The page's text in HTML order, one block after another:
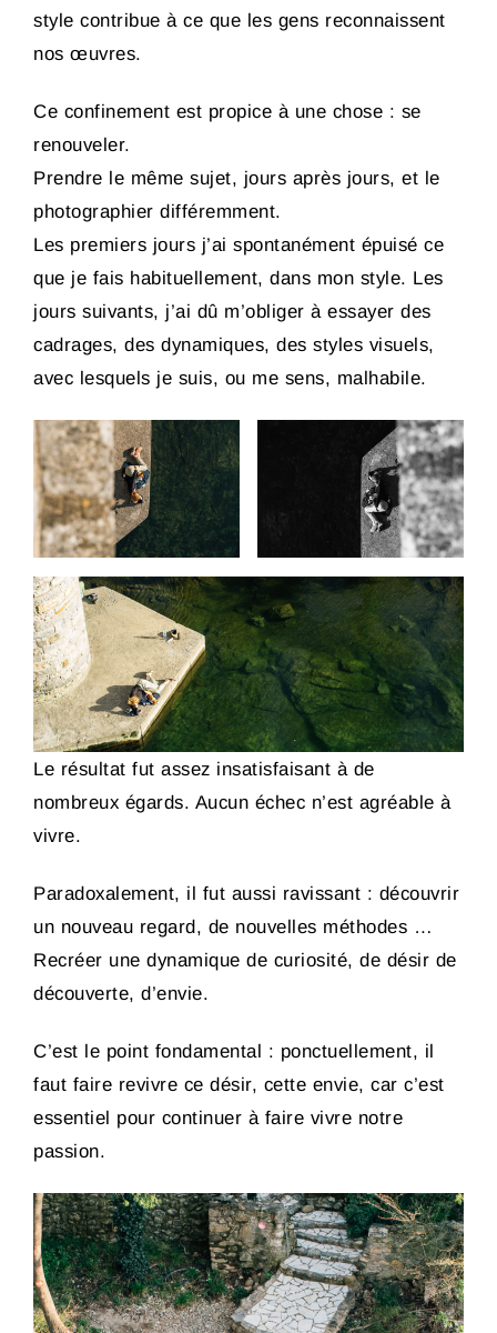
style contribue à ce que les gens reconnaissent
nos œuvres.
Ce confinement est propice à une chose : se
renouveler.
Prendre le même sujet, jours après jours, et le
photographier différemment.
Les premiers jours j’ai spontanément épuisé ce
que je fais habituellement, dans mon style. Les
jours suivants, j’ai dû m’obliger à essayer des
cadrages, des dynamiques, des styles visuels,
avec lesquels je suis, ou me sens, malhabile.
Le résultat fut assez insatisfaisant à de
nombreux égards. Aucun échec n’est agréable à
vivre.
Paradoxalement, il fut aussi ravissant : découvrir
un nouveau regard, de nouvelles méthodes …
Recréer une dynamique de curiosité, de désir de
découverte, d’envie.
C’est le point fondamental : ponctuellement, il
faut faire revivre ce désir, cette envie, car c’est
essentiel pour continuer à faire vivre notre
passion.